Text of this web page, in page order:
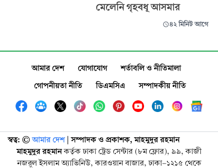
মেলেনি গৃহবধূ আসমার
৪২ মিনিট আগে
আমার দেশ যোগাযোগ
শর্তাবলি ও নীতিমালা
গোপনীয়তা নীতি
ডিএমসিএ সম্পাদকীয় নীতি
স্বত্ব: ©️ আমার দেশ| সম্পাদক ও প্রকাশক, মাহমুদুর রহমান
মাহমুদুর রহমানকর্তৃক ঢাকা ট্রেড সেন্টার (৮ম ফ্লোর), ৯৯, কাজী
নজরুল ইসলাম অ্যাভিনিউ, কারওয়ান বাজার, ঢাকা-১২১৫ থেকে